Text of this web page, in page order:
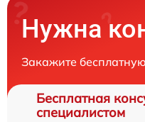
Нужна
Закажите
Бесплатная
специалистом